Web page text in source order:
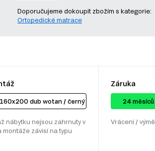
Doporučujeme dokoupit zbožím s kategorie:
Ortopedické matrace
dub wotan / černý
nábytku nejsou zahrnuty v
montáže závisí na typu
Záruka
24
Vrácení /